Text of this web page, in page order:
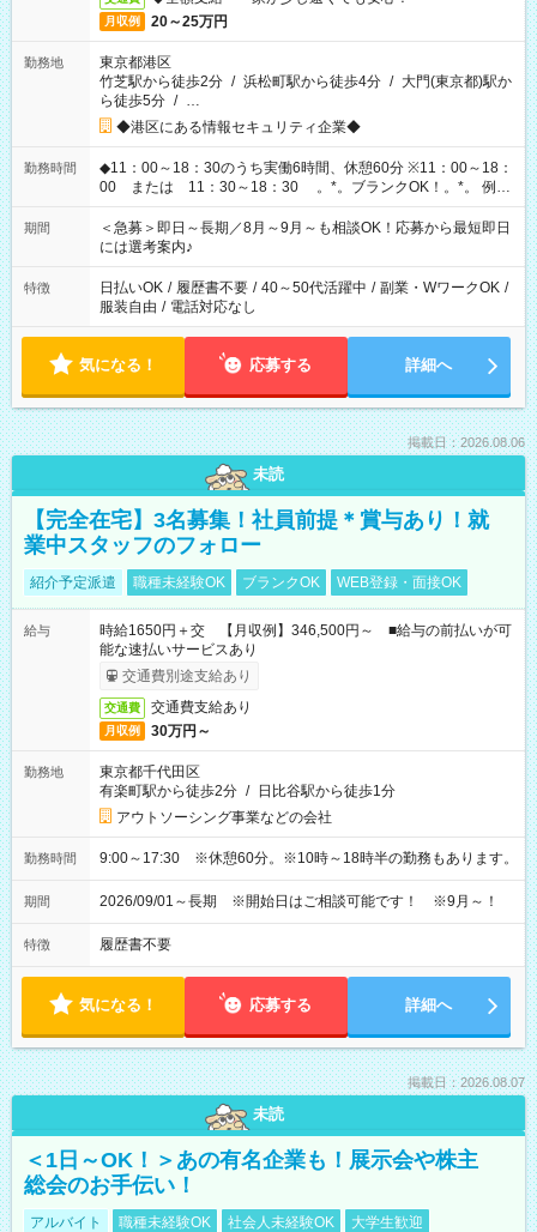
月収例 20～25万円
勤務地
東京都港区
竹芝駅から徒歩2分 / 浜松町駅から徒歩4分 / 大門(東京都)駅か
ら徒歩5分 / …
◆港区にある情報セキュリティ企業◆
勤務時間
◆11：00～18：30のうち実働6時間、休憩60分 ※11：00～18：
00 または 11：30～18：30 。*。ブランクOK！。*。 例え
ば前職が、 在宅/財団法人/事務/コールセンター/受付/販売/カフェ
スタッフ スイーツ販売/ホテルフロント/化粧品販売/など 様々な
業界から入社して活躍されています♪
期間
＜急募＞即日～長期／8月～9月～も相談OK！応募から最短即日
には選考案内♪
特徴 日払いOK / 履歴書不要 / 40～50代活躍中 / 副業・WワークOK /
服装自由 / 電話対応なし
気になる！ 応募する 詳細へ
掲載日：2026.08.06
未読
【完全在宅】3名募集！社員前提＊賞与あり！就
業中スタッフのフォロー
紹介予定派遣 職種未経験OK ブランクOK WEB登録・面接OK
給与
時給1650円＋交 【月収例】346,500円～ ■給与の前払いが可
能な速払いサービスあり
交通費別途支給あり
交通費 交通費支給あり
月収例 30万円～
勤務地
東京都千代田区
有楽町駅から徒歩2分 / 日比谷駅から徒歩1分
アウトソーシング事業などの会社
勤務時間 9:00～17:30 ※休憩60分。※10時～18時半の勤務もあります。
期間 2026/09/01～長期 ※開始日はご相談可能です！ ※9月～！
特徴 履歴書不要
気になる！ 応募する 詳細へ
掲載日：2026.08.07
未読
＜1日～OK！＞あの有名企業も！展示会や株主
総会のお手伝い！
アルバイト 職種未経験OK 社会人未経験OK
大学生歓迎